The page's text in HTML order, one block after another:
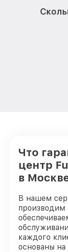
Что
центр
в
В нашем
производим
каждого
основаны на